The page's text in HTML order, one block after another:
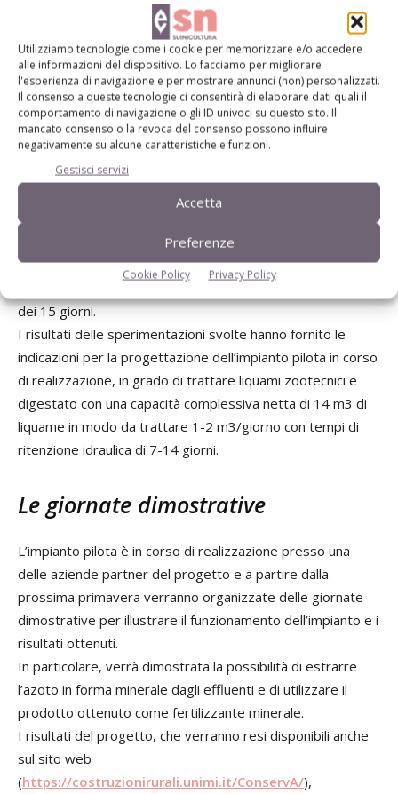
Utilizziamo tecnologie come i cookie per memorizzare e/o accedere
alle informazioni del dispositivo. Lo facciamo per migliorare
l'esperienza di navigazione e per mostrare annunci (non) personalizzati.
Il consenso a queste tecnologie ci consentirà di elaborare dati quali il
comportamento di navigazione o gli ID univoci su questo sito. Il
mancato consenso o la revoca del consenso possono influire
negativamente su alcune caratteristiche e funzioni.
Gestisci servizi
Accetta
Preferenze
Cookie Policy Privacy Policy
Queste prove hanno evidenziato il potenziale di una
tecnologia di strippaggio basata su un tempo lungo di
trattamento senza additivi o con un limitato aggiustamento
del pH, per ottenere riduzione del contenuto ammoniacale
Anche se il processo risulta più rapido quando la
temperatura è più alta, anche a temperatura ambiente si
sono ottenuti buoni risultati anche a temperatura ambiente
(circa 20°C), utilizzando tempi di trattamento dell’ordine
dei 15 giorni.
I risultati delle sperimentazioni svolte hanno fornito le
indicazioni per la progettazione dell’impianto pilota in corso
di realizzazione, in grado di trattare liquami zootecnici e
digestato con una capacità complessiva netta di 14 m3 di
liquame in modo da trattare 1-2 m3/giorno con tempi di
ritenzione idraulica di 7-14 giorni.
Le giornate dimostrative
L’impianto pilota è in corso di realizzazione presso una
delle aziende partner del progetto e a partire dalla
prossima primavera verranno organizzate delle giornate
dimostrative per illustrare il funzionamento dell’impianto e i
risultati ottenuti.
In particolare, verrà dimostrata la possibilità di estrarre
l’azoto in forma minerale dagli effluenti e di utilizzare il
prodotto ottenuto come fertilizzante minerale.
I risultati del progetto, che verranno resi disponibili anche
sul sito web
(https://costruzionirurali.unimi.it/ConservA/),